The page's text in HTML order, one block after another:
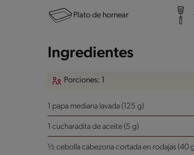
Plato de hornear
Ingredientes
Porciones: 1
1 papa mediana lavada (125 g)
1 cucharadita de aceite (5 g)
½ cebolla cabezona cortada en rodajas (40